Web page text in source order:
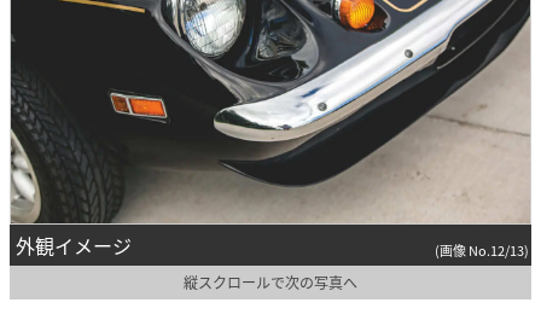
外観イメージ (画像 No.12/13)
縦スクロールで次の写真へ